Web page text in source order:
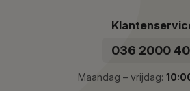
dagelijks leven biedt. Met
via een app kun je je raamdecoratie
lichtinval zorgen.
036 2000
Maandag – vrijdag: